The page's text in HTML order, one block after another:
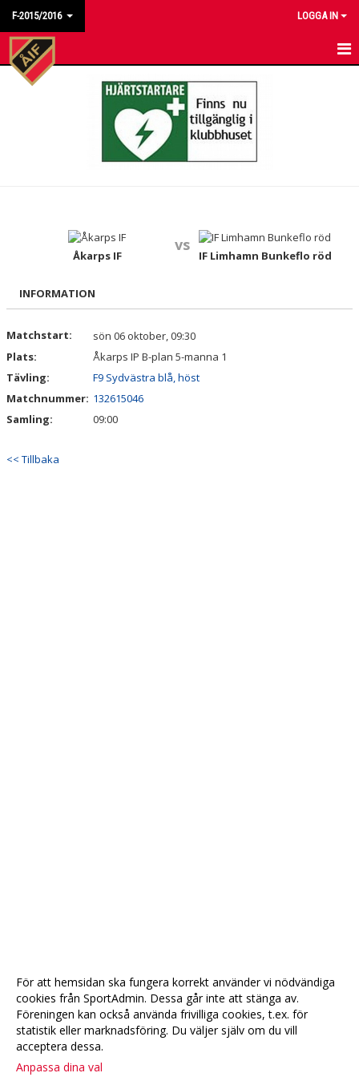
F-2015/2016 LOGGA IN
HEM
DOKUMENT
Åkarps IF
vs
IF Limhamn Bunkeflo röd
INFORMATION
Matchstart:
sön 06 oktober, 09:30
Plats:
Åkarps IP B-plan 5-manna 1
Tävling:
F9 Sydvästra blå, höst
Matchnummer: 132615046
Samling:
09:00
<< Tillbaka
För att hemsidan ska fungera korrekt använder vi nödvändiga
cookies från SportAdmin. Dessa går inte att stänga av.
Föreningen kan också använda frivilliga cookies, t.ex. för
statistik eller marknadsföring. Du väljer själv om du vill
acceptera dessa.
Anpassa dina val